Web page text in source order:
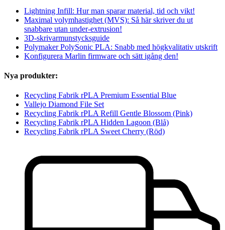
Lightning Infill: Hur man sparar material, tid och vikt!
Maximal volymhastighet (MVS): Så här skriver du ut
snabbare utan under-extrusion!
3D-skrivarmunstycksguide
Polymaker PolySonic PLA: Snabb med högkvalitativ utskrift
Konfigurera Marlin firmware och sätt igång den!
Nya produkter:
Recycling Fabrik rPLA Premium Essential Blue
Vallejo Diamond File Set
Recycling Fabrik rPLA Refill Gentle Blossom (Pink)
Recycling Fabrik rPLA Hidden Lagoon (Blå)
Recycling Fabrik rPLA Sweet Cherry (Röd)